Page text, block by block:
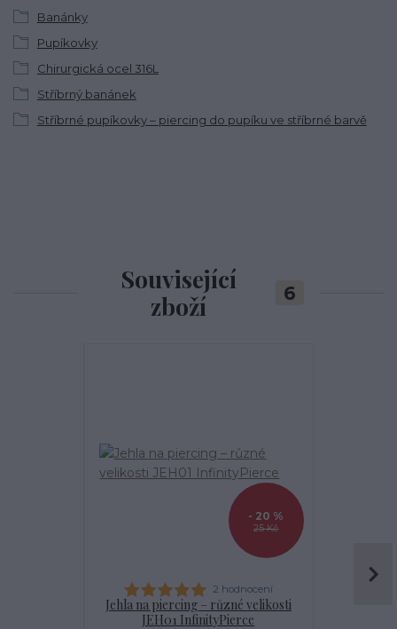
Banánky
Pupíkovky
Chirurgická ocel 316L
Stříbrný banánek
Stříbrné pupíkovky – piercing do pupíku ve stříbrné barvě
Související
zboží
6
25 Kč
- 20 %
2 hodnocení
Jehla na piercing – různé velikosti
JEH01 InfinityPierce